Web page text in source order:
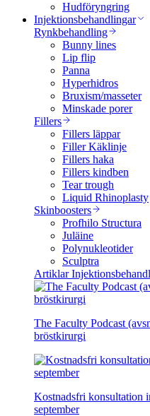
Hudföryngring
Injektionsbehandlingar
Rynkbehandling
Bunny lines
Lip flip
Panna
Hyperhidros
Bruxism/masseter
Minskade porer
Fillers
Fillers läppar
Filler Käklinje
Fillers haka
Fillers kindben
Tear trough
Liquid Rhinoplasty
Skinboosters
Profhilo Structura
Juläine
Polynukleotider
Sculptra
Artiklar
The Faculty Podcast
bröstkirurgi
Kostnadsfri konsultation
september